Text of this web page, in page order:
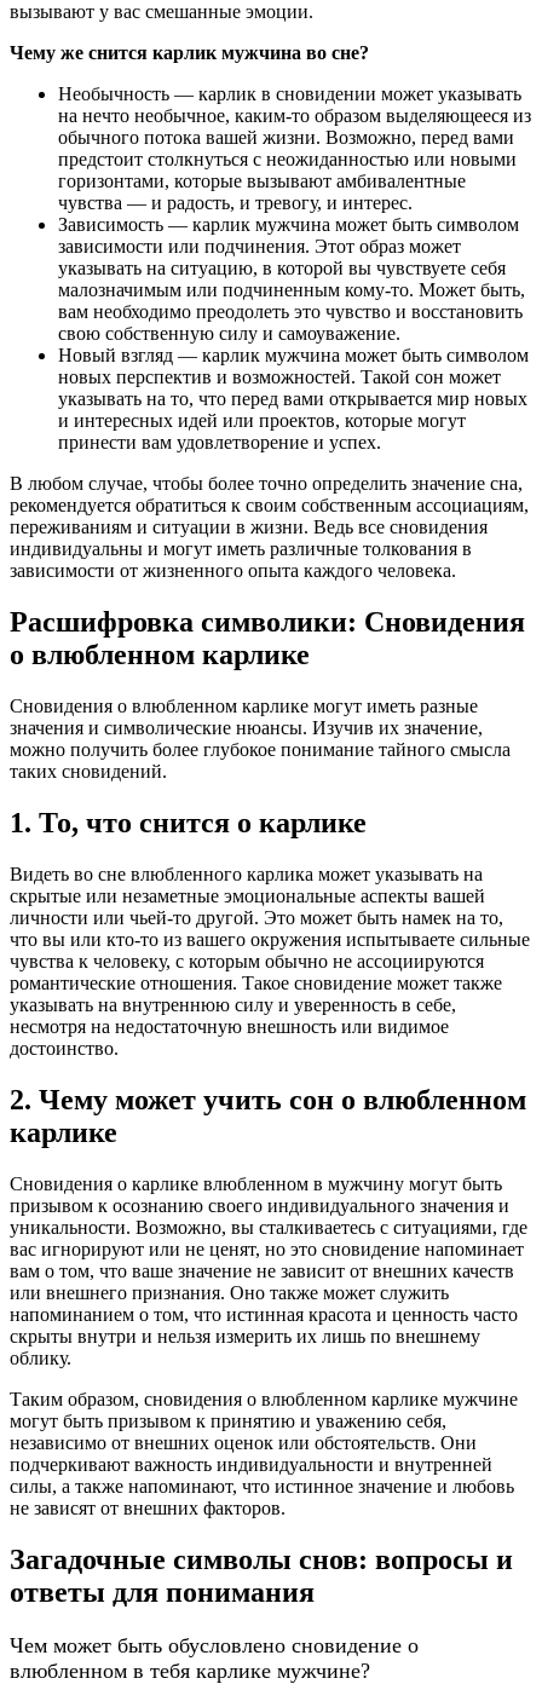
вызывают у вас смешанные эмоции.
Чему же снится карлик мужчина во сне?
Необычность — карлик в сновидении может указывать
на нечто необычное, каким-то образом выделяющееся из
обычного потока вашей жизни. Возможно, перед вами
предстоит столкнуться с неожиданностью или новыми
горизонтами, которые вызывают амбивалентные
чувства — и радость, и тревогу, и интерес.
Зависимость — карлик мужчина может быть символом
зависимости или подчинения. Этот образ может
указывать на ситуацию, в которой вы чувствуете себя
малозначимым или подчиненным кому-то. Может быть,
вам необходимо преодолеть это чувство и восстановить
свою собственную силу и самоуважение.
Новый взгляд — карлик мужчина может быть символом
новых перспектив и возможностей. Такой сон может
указывать на то, что перед вами открывается мир новых
и интересных идей или проектов, которые могут
принести вам удовлетворение и успех.
В любом случае, чтобы более точно определить значение сна,
рекомендуется обратиться к своим собственным ассоциациям,
переживаниям и ситуации в жизни. Ведь все сновидения
индивидуальны и могут иметь различные толкования в
зависимости от жизненного опыта каждого человека.
Расшифровка символики: Сновидения
о влюбленном карлике
Сновидения о влюбленном карлике могут иметь разные
значения и символические нюансы. Изучив их значение,
можно получить более глубокое понимание тайного смысла
таких сновидений.
1. То, что снится о карлике
Видеть во сне влюбленного карлика может указывать на
скрытые или незаметные эмоциональные аспекты вашей
личности или чьей-то другой. Это может быть намек на то,
что вы или кто-то из вашего окружения испытываете сильные
чувства к человеку, с которым обычно не ассоциируются
романтические отношения. Такое сновидение может также
указывать на внутреннюю силу и уверенность в себе,
несмотря на недостаточную внешность или видимое
достоинство.
2. Чему может учить сон о влюбленном
карлике
Сновидения о карлике влюбленном в мужчину могут быть
призывом к осознанию своего индивидуального значения и
уникальности. Возможно, вы сталкиваетесь с ситуациями, где
вас игнорируют или не ценят, но это сновидение напоминает
вам о том, что ваше значение не зависит от внешних качеств
или внешнего признания. Оно также может служить
напоминанием о том, что истинная красота и ценность часто
скрыты внутри и нельзя измерить их лишь по внешнему
облику.
Таким образом, сновидения о влюбленном карлике мужчине
могут быть призывом к принятию и уважению себя,
независимо от внешних оценок или обстоятельств. Они
подчеркивают важность индивидуальности и внутренней
силы, а также напоминают, что истинное значение и любовь
не зависят от внешних факторов.
Загадочные символы снов: вопросы и
ответы для понимания
Чем может быть обусловлено сновидение о
влюбленном в тебя карлике мужчине?